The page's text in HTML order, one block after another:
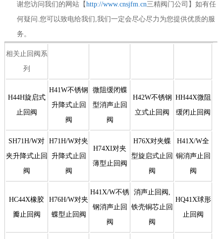
谢您访问我们的网站【http://www.cnsjfm.cn三精阀门公司】如有任
何疑问.您可以致电给我们,我们一定会尽心尽力为您提供优质的服
务。
相关止回阀系
列
H44H旋启式
止回阀
H41W不锈钢
升降式止回
阀
微阻缓闭蝶
型消声止回
阀
H42W不锈钢
立式止回阀
HH44X微阻
缓闭止回阀
SH71H/W对
夹升降式止回
阀
H71H/W对夹
升降式止回
阀
H74XI对夹
薄型止回阀
H76X对夹蝶
型旋启式止回
阀
H41X/W全
铜消声止回
阀
HC44X橡胶
瓣止回阀
H76H/W对夹
蝶型止回阀
H41X/W不锈
钢消声止回
阀
消声止回阀,
铁壳铜芯止回
阀
HQ41X球形
止回阀